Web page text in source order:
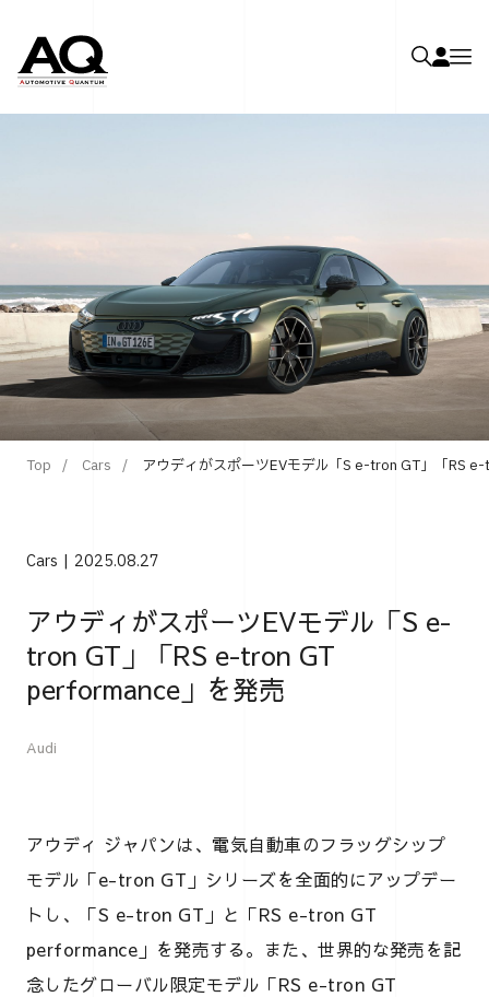
Top Cars アウディがスポーツEVモデル「S e-tron GT」「RS
Cars 2025.08.27
アウディがスポーツEVモデル「S e-
tron GT」「RS e-tron GT
performance」を発売
Audi
アウディ ジャパンは、電気自動車のフラッグシップ
モデル「e-tron GT」シリーズを全面的にアップデー
トし、「S e-tron GT」と「RS e-tron GT
performance」を発売する。また、世界的な発売を記
念したグローバル限定モデル「RS e-tron GT